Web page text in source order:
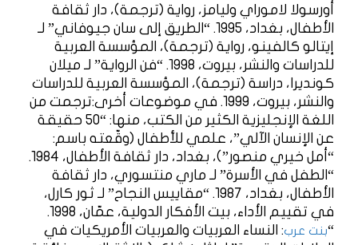
أورسولا لاموراي وليامز، رواية (ترجمة)، دار ثقافة
الأطفال، بغداد، 1995. “الطريق إلى سان جيوفاني” لـ
إيتالو كالفينو، رواية (ترجمة)، المؤسسة العربية
للدراسات والنشر، بيروت، 1998. “فن الرواية” لـ ميلان
كونديرا، دراسة (ترجمة)، المؤسسة العربية للدراسات
والنشر، بيروت، 1999. في موضوعات أخرى:ترجمت من
اللغة الإنجليزية الكثير من الكتب، منها: “50 حقيقة
عن الإنسان الآلي”، علمي للأطفال (وقّعته باسم:
“أمل خيري منصور”)، بغداد، دار ثقافة الأطفال، 1984.
“الطفل في الأسرة” لـ ماري منتسوري، دار ثقافة
الأطفال، بغداد، 1987. “مقاييس النجاح” لـ ثور كارل،
في تقييم الأداء، بيت الأفكار الدولية، عمّان، 1998.
“بنت عرب: النساء العربيات والعربيات الأمريكيات في